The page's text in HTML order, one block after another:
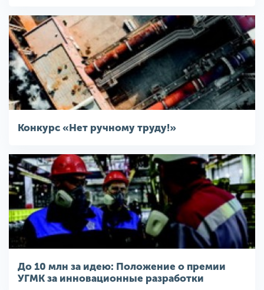
Конкурс «Нет ручному труду!»
До 10 млн за идею: Положение о премии
УГМК за инновационные разработки